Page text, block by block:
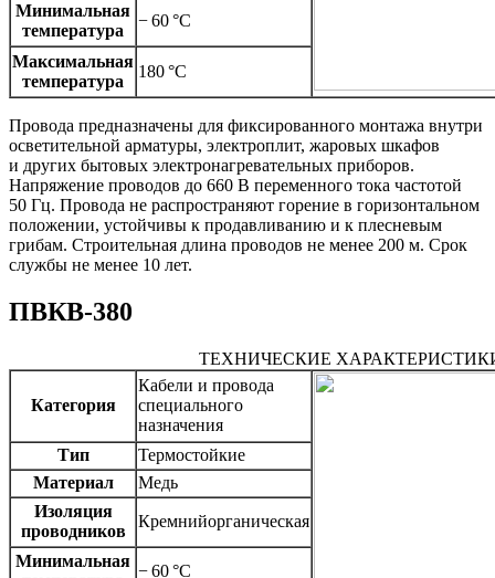
Минимальная
температура
− 60 °C
Максимальная
температура
180 °C
Провода предназначены для фиксированного монтажа внутри
осветительной арматуры, электроплит, жаровых шкафов
и других бытовых электронагревательных приборов.
Напряжение проводов до 660 В переменного тока частотой
50 Гц. Провода не распространяют горение в горизонтальном
положении, устойчивы к продавливанию и к плесневым
грибам. Строительная длина проводов не менее 200 м. Срок
службы не менее 10 лет.
ПВКВ-380
ТЕХНИЧЕСКИЕ
Категория
Кабели и провода
специального
назначения
Тип
Термостойкие
Материал
Медь
Изоляция
проводников
Кремнийорганическая
Минимальная
− 60 °C